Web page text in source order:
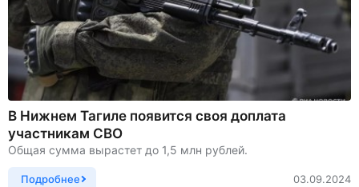
В Нижнем Тагиле появится своя доплата
участникам СВО
Общая сумма вырастет до 1,5 млн рублей.
Подробнее 03.09.2024